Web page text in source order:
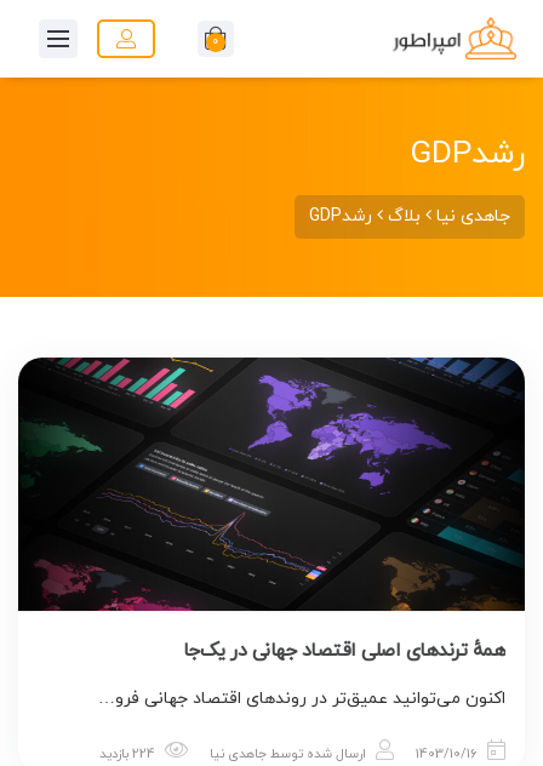
0
رشدGDP
جاهدی نیا بلاگ رشدGDP
همهٔ ترندهای اصلی اقتصاد جهانی در یک‌جا
اکنون می‌توانید عمیق‌تر در روندهای اقتصاد جهانی فرو…
1403/10/16 ارسال شده توسطجاهدی نیا